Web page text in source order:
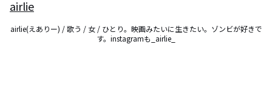
airlie
airlie(えありー) / 歌う / 女 / ひとり。映画みたいに生きたい。ゾンビが好きで
す。instagramも_airlie_